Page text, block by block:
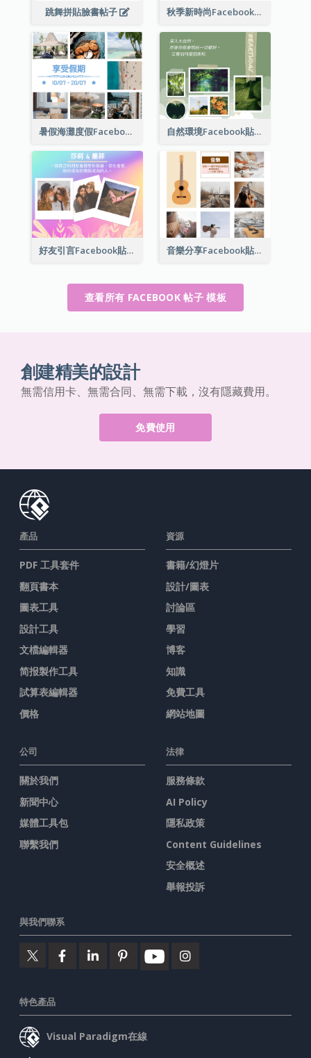
跳舞拼貼臉書帖子 秋季新時尚Facebook帖子
暑假海灘度假Facebook帖子 自然環境Facebook貼子
好友引言Facebook貼子 音樂分享Facebook貼子
查看所有 FACEBOOK 帖子 模板
創建精美的設計
無需信用卡、無需合同、無需下載，沒有隱藏費用。
免費使用
產品
PDF 工具套件
翻頁書本
圖表工具
設計工具
文檔編輯器
简报製作工具
試算表編輯器
價格
資源
書籍/幻燈片
設計/圖表
討論區
學習
博客
知識
免費工具
網站地圖
公司
關於我們
新聞中心
媒體工具包
聯繫我們
法律
服務條款
AI Policy
隱私政策
Content Guidelines
安全概述
舉報投訴
與我們聯系
特色產品
Visual Paradigm在線